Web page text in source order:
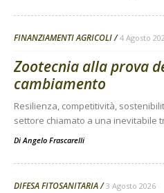
FINANZIAMENTI AGRICOLI 4 Agosto
Zootecnia alla prova
cambiamento
Resilienza, competitività,
settore chiamato a una inevitabile
DiAngelo Frascarelli
DIFESA FITOSANITARIA 3 Agosto 2026